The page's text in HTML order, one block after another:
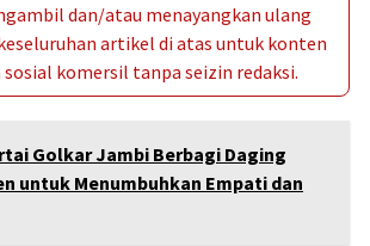
dan/atau menayangkan ulang
artikel di atas untuk konten
sosial komersil tanpa seizin redaksi.
Golkar Jambi Berbagi Daging
untuk Menumbuhkan Empati dan